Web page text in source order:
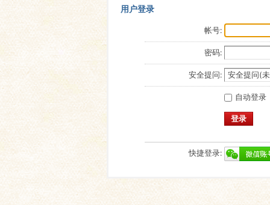
用户登录
帐号:
密码:
安全提问:
自动登录
登录
快捷登录: